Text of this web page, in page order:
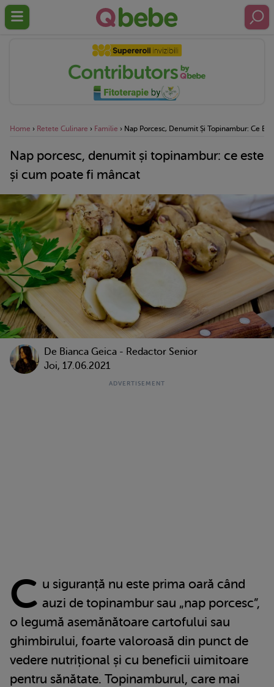
Home › Retete Culinare › Familie › Nap Porcesc, Denumit Și Topinambur: Ce
Nap porcesc, denumit și topinambur: ce este
și cum poate fi mâncat
De Bianca Geica - Redactor Senior
Joi, 17.06.2021
C u siguranță nu este prima oară când
auzi de topinambur sau „nap porcesc”,
o legumă asemănătoare cartofului sau
ghimbirului, foarte valoroasă din punct de
vedere nutrițional și cu beneficii uimitoare
pentru sănătate. Topinamburul, care mai